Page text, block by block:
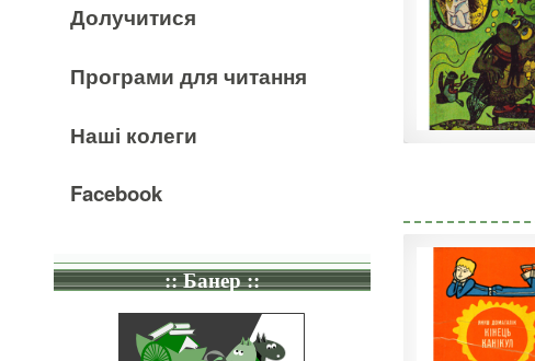
Долучитися
Програми для читання
Наші колеги
Facebook
:: Банер ::